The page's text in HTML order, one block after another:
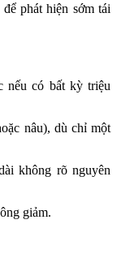
phát hiện sớm tái
nếu có bất kỳ triệu
nâu), dù chỉ một
không rõ nguyên
giảm.